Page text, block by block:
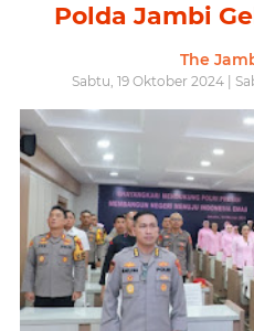
Polda Jambi
The
Sabtu, 19 Oktober 2024 |